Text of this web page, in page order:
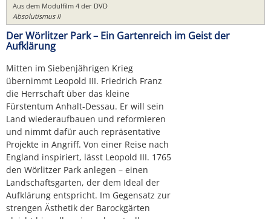
Aus dem Modulfilm 4 der DVD
Absolutismus II
Der Wörlitzer Park – Ein Gartenreich im Geist der
Aufklärung
Mitten im Siebenjährigen Krieg
übernimmt Leopold III. Friedrich Franz
die Herrschaft über das kleine
Fürstentum Anhalt-Dessau. Er will sein
Land wiederaufbauen und reformieren
und nimmt dafür auch repräsentative
Projekte in Angriff. Von einer Reise nach
England inspiriert, lässt Leopold III. 1765
den Wörlitzer Park anlegen – einen
Landschaftsgarten, der dem Ideal der
Aufklärung entspricht. Im Gegensatz zur
strengen Ästhetik der Barockgärten